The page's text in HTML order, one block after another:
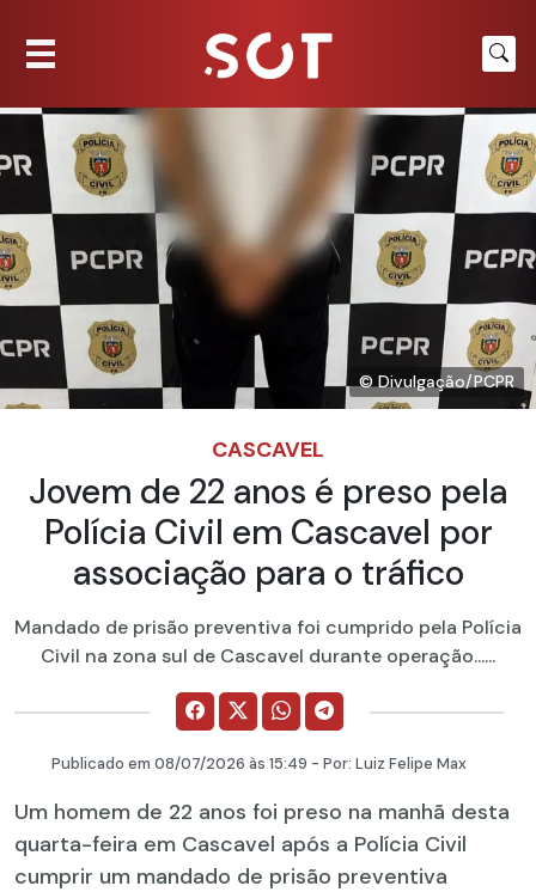
© Divulgação/PCPR
CASCAVEL
Jovem de 22 anos é preso pela
Polícia Civil em Cascavel por
associação para o tráfico
Mandado de prisão preventiva foi cumprido pela Polícia
Civil na zona sul de Cascavel durante operação......
Publicado em 08/07/2026 às 15:49 - Por: Luiz Felipe Max
Um homem de 22 anos foi preso na manhã desta
quarta-feira em Cascavel após a Polícia Civil
cumprir um mandado de prisão preventiva